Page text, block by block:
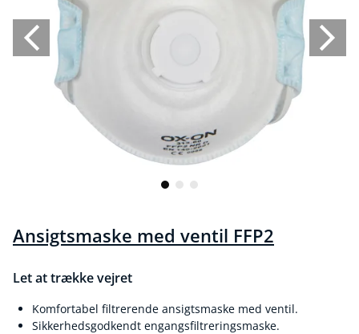
Ansigtsmaske med ventil FFP2
Let at trække vejret
Komfortabel filtrerende ansigtsmaske med ventil.
Sikkerhedsgodkendt engangsfiltreringsmaske.